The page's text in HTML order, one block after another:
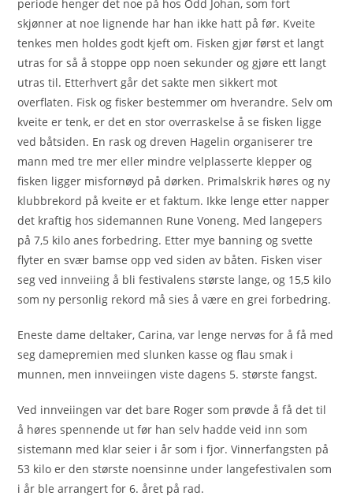
periode henger det noe på hos Odd Johan, som fort
skjønner at noe lignende har han ikke hatt på før. Kveite
tenkes men holdes godt kjeft om. Fisken gjør først et langt
utras for så å stoppe opp noen sekunder og gjøre ett langt
utras til. Etterhvert går det sakte men sikkert mot
overflaten. Fisk og fisker bestemmer om hverandre. Selv om
kveite er tenk, er det en stor overraskelse å se fisken ligge
ved båtsiden. En rask og dreven Hagelin organiserer tre
mann med tre mer eller mindre velplasserte klepper og
fisken ligger misfornøyd på dørken. Primalskrik høres og ny
klubbrekord på kveite er et faktum. Ikke lenge etter napper
det kraftig hos sidemannen Rune Voneng. Med langepers
på 7,5 kilo anes forbedring. Etter mye banning og svette
flyter en svær bamse opp ved siden av båten. Fisken viser
seg ved innveiing å bli festivalens største lange, og 15,5 kilo
som ny personlig rekord må sies å være en grei forbedring.
Eneste dame deltaker, Carina, var lenge nervøs for å få med
seg damepremien med slunken kasse og flau smak i
munnen, men innveiingen viste dagens 5. største fangst.
Ved innveiingen var det bare Roger som prøvde å få det til
å høres spennende ut før han selv hadde veid inn som
sistemann med klar seier i år som i fjor. Vinnerfangsten på
53 kilo er den største noensinne under langefestivalen som
i år ble arrangert for 6. året på rad.